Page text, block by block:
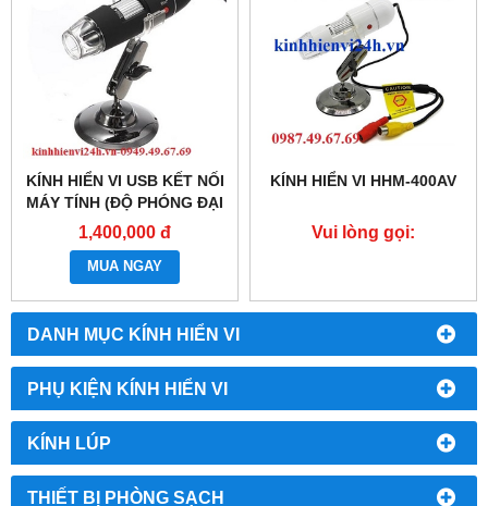
DANH MỤC KÍNH HIỂN VI
PHỤ KIỆN KÍNH HIỂN VI
KÍNH LÚP
THIẾT BỊ PHÒNG SẠCH
KÍNH HIỂN VI USB KẾT NỐI
MÁY TÍNH (ĐỘ PHÓNG ĐẠI
500 LẦN)
1,400,000 đ
MUA NGAY
KÍNH HIỂN VI HHM-400AV
Vui lòng gọi: